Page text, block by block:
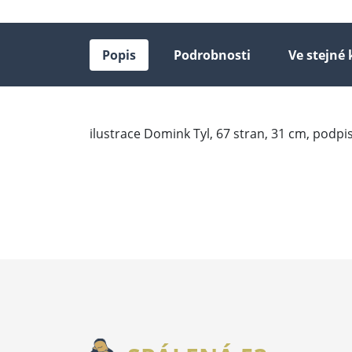
Popis Podrobnosti Ve stejné
ilustrace Domink Tyl, 67 stran, 31 cm,